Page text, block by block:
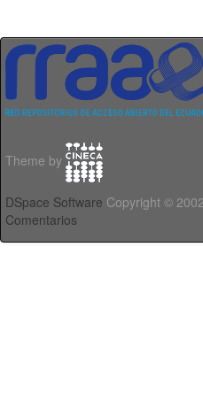
Theme by
DSpace Software Copyright ©
Comentarios